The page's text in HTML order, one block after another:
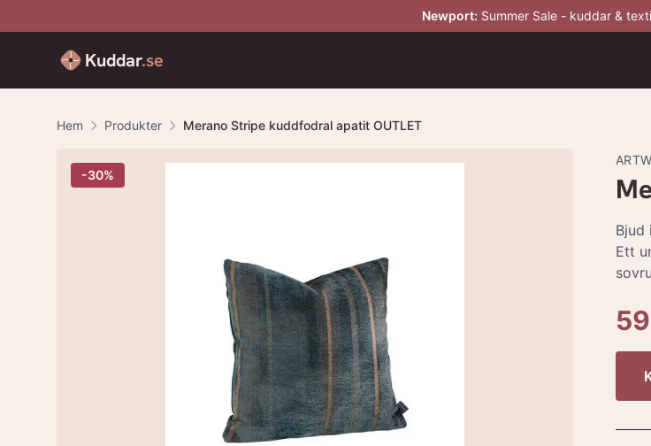
Newport: Summer Sale - kuddar &
Kuddar.se
Hem Produkter Merano Stripe kuddfodral apatit OUTLET
-30%
Bjud
Ett